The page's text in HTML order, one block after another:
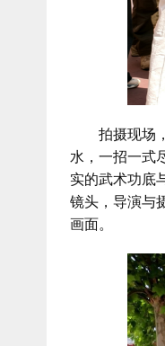
拍摄现场，
水，一招一式
实的武术功底
镜头，导演与
画面。